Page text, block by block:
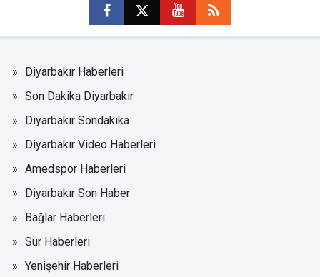
Diyarbakır Haberleri
Son Dakika Diyarbakır
Diyarbakır Sondakika
Diyarbakır Video Haberleri
Amedspor Haberleri
Diyarbakır Son Haber
Bağlar Haberleri
Sur Haberleri
Yenişehir Haberleri